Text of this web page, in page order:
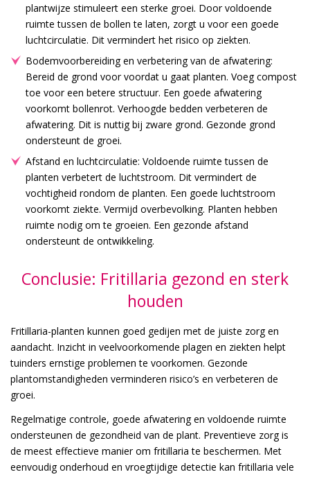
plantwijze stimuleert een sterke groei. Door voldoende
ruimte tussen de bollen te laten, zorgt u voor een goede
luchtcirculatie. Dit vermindert het risico op ziekten.
Bodemvoorbereiding en verbetering van de afwatering:
Bereid de grond voor voordat u gaat planten. Voeg compost
toe voor een betere structuur. Een goede afwatering
voorkomt bollenrot. Verhoogde bedden verbeteren de
afwatering. Dit is nuttig bij zware grond. Gezonde grond
ondersteunt de groei.
Afstand en luchtcirculatie: Voldoende ruimte tussen de
planten verbetert de luchtstroom. Dit vermindert de
vochtigheid rondom de planten. Een goede luchtstroom
voorkomt ziekte. Vermijd overbevolking. Planten hebben
ruimte nodig om te groeien. Een gezonde afstand
ondersteunt de ontwikkeling.
Conclusie: Fritillaria gezond en sterk
houden
Fritillaria-planten kunnen goed gedijen met de juiste zorg en
aandacht. Inzicht in veelvoorkomende plagen en ziekten helpt
tuinders ernstige problemen te voorkomen. Gezonde
plantomstandigheden verminderen risico’s en verbeteren de
groei.
Regelmatige controle, goede afwatering en voldoende ruimte
ondersteunen de gezondheid van de plant. Preventieve zorg is
de meest effectieve manier om fritillaria te beschermen. Met
eenvoudig onderhoud en vroegtijdige detectie kan fritillaria vele